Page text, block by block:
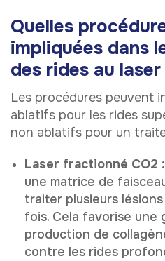
Quelles
impliquées dans
des rides au laser
Les procédures peuvent
ablatifs pour les rides
non ablatifs pour un
Laser fractionné CO2 :
une matrice de
traiter plusieurs
fois. Cela favorise une
production de
contre les rides